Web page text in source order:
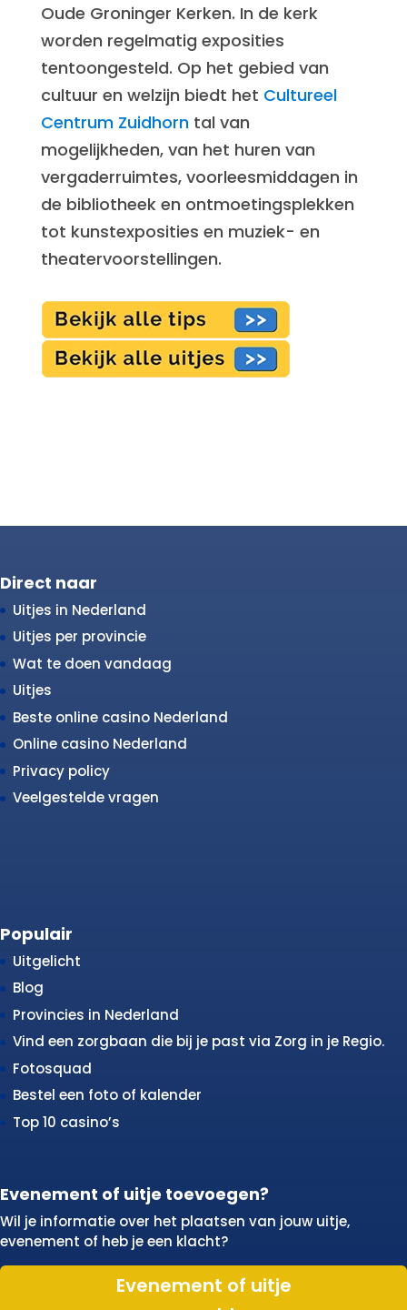
Oude Groninger Kerken. In de kerk
worden regelmatig exposities
tentoongesteld. Op het gebied van
cultuur en welzijn biedt het Cultureel
Centrum Zuidhorntal van
mogelijkheden, van het huren van
vergaderruimtes, voorleesmiddagen in
de bibliotheek en ontmoetingsplekken
tot kunstexposities en muziek- en
theatervoorstellingen.
Direct naar
Uitjes in Nederland
Uitjes per provincie
Wat te doen vandaag
Uitjes
Beste online casino Nederland
Online casino Nederland
Privacy policy
Veelgestelde vragen
Populair
Uitgelicht
Blog
Provincies in Nederland
Vind een zorgbaan die bij je past via Zorg in je Regio.
Fotosquad
Bestel een foto of kalender
Top 10 casino’s
Evenement of uitje toevoegen?
Wil je informatie over het plaatsen van jouw uitje,
evenement of heb je een klacht?
Evenement of uitje